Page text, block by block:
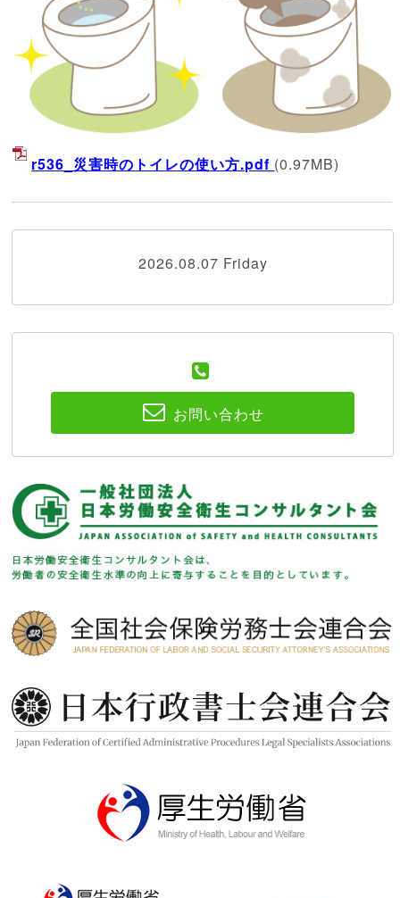
r536_災害時のトイレの使い方.pdf (0.97MB)
2026.08.07 Friday
お問い合わせ